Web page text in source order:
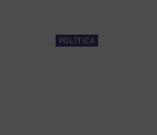
POLÍTICA